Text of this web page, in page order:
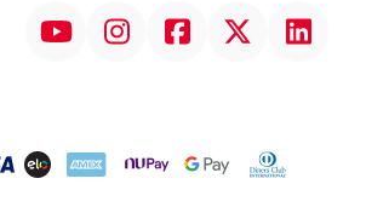
InstagramFacebook Linkedin
ELO AMEX NuPay Google PayDiners Club